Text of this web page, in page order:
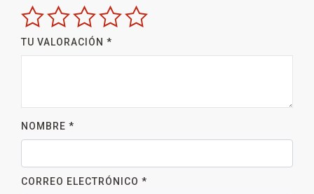
TU VALORACIÓN *
NOMBRE *
CORREO ELECTRÓNICO *